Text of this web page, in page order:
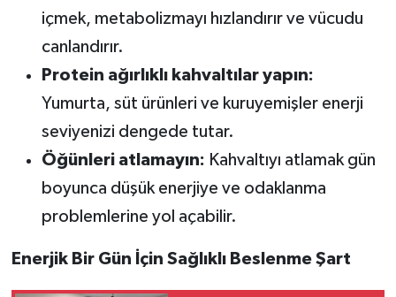
içmek, metabolizmayı hızlandırır ve vücudu
canlandırır.
Protein ağırlıklı kahvaltılar yapın:
Yumurta, süt ürünleri ve kuruyemişler enerji
seviyenizi dengede tutar.
Öğünleri atlamayın: Kahvaltıyı atlamak gün
boyunca düşük enerjiye ve odaklanma
problemlerine yol açabilir.
Enerjik Bir Gün İçin Sağlıklı Beslenme Şart